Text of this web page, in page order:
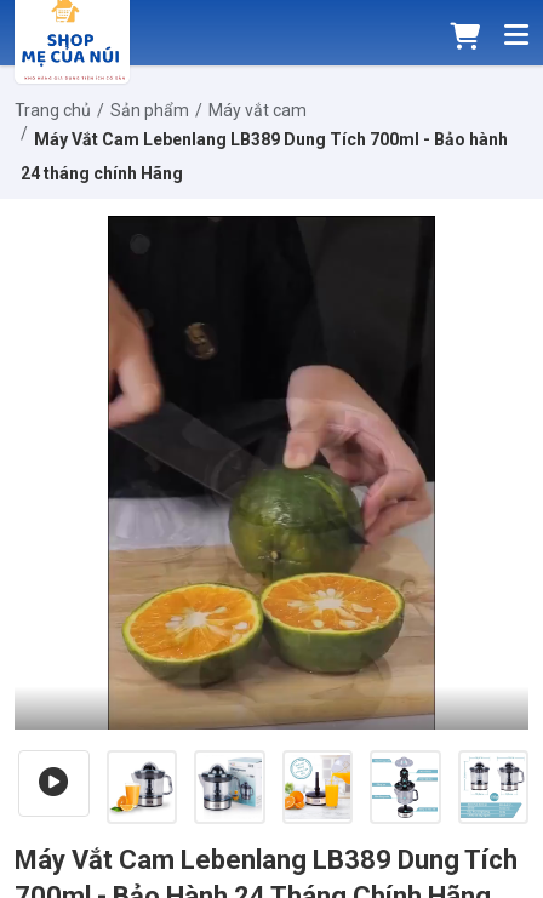
Trang chủ Sản phẩm
Máy vắt cam
Máy Vắt Cam Lebenlang LB389 Dung Tích 700ml - Bảo hành
24 tháng chính Hãng
Máy Vắt Cam Lebenlang LB389 Dung Tích